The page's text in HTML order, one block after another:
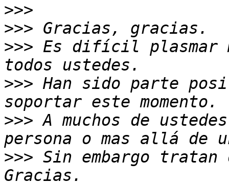
>>>
>>>
>>> Es difícil plasmar
>>> Han sido parte
>>> A muchos de
>>> Sin embargo tratan